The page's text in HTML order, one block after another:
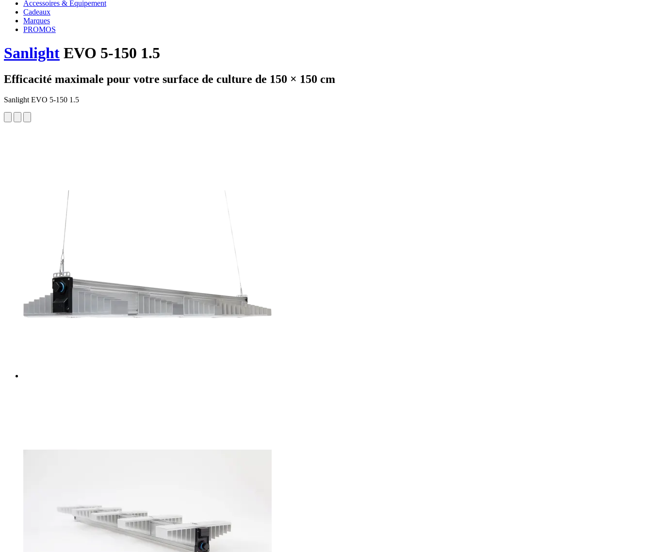
Accessoires & Équipement
Cadeaux
Marques
PROMOS
Sanlight EVO 5-150 1.5
Efficacité maximale pour votre surface de culture de 150 × 150 cm
Sanlight EVO 5-150 1.5